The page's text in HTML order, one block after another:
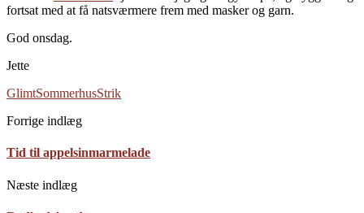
fortsat med at få natsværmere frem med masker og garn.
God onsdag.
Jette
GlimtSommerhusStrik
Forrige indlæg
Tid til appelsinmarmelade
Næste indlæg